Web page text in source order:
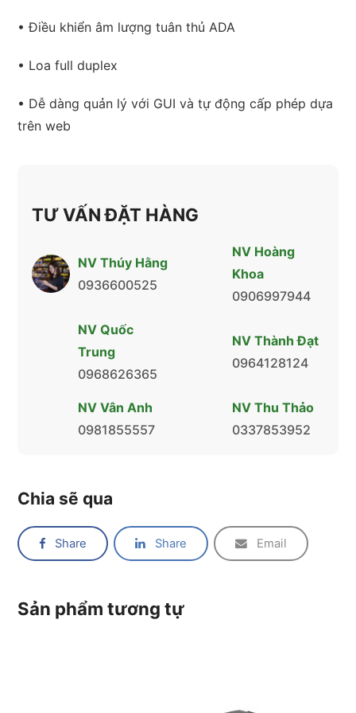
• Điều khiển âm lượng tuân thủ ADA
• Loa full duplex
• Dễ dàng quản lý với GUI và tự động cấp phép dựa
trên web
TƯ VẤN ĐẶT HÀNG
NV Thúy Hằng
0936600525
NV Hoàng
Khoa
0906997944
NV Quốc
Trung
0968626365
NV Thành Đạt
0964128124
NV Vân Anh
0981855557
NV Thu Thảo
0337853952
Chia sẽ qua
Share Share Email
Sản phẩm tương tự